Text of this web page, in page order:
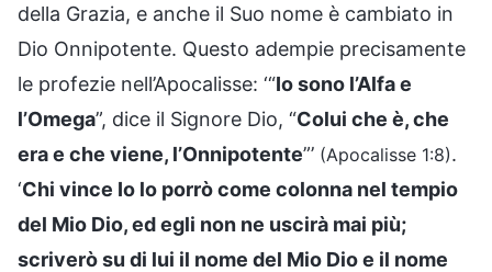
della Grazia, e anche il Suo nome è cambiato in
Dio Onnipotente. Questo adempie precisamente
le profezie nell’Apocalisse: ‘“Io sono l’Alfa e
l’Omega”, dice il Signore Dio, “Colui che è, che
era e che viene, l’Onnipotente”’ (Apocalisse 1:8).
‘Chi vince Io lo porrò come colonna nel tempio
del Mio Dio, ed egli non ne uscirà mai più;
scriverò su di lui il nome del Mio Dio e il nome